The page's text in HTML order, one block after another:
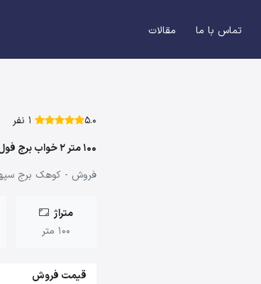
تماس با ما مقالات
5.0 1 نفر
100 متر 2 خواب برج فول امکانات
فروش - کوهک برج
متراژ
100 متر
قیمت فروش